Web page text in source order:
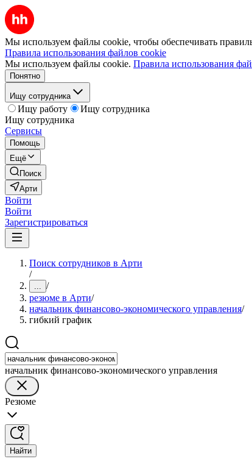
Мы используем файлы cookie, чтобы обеспечивать
Правила использования файлов cookie
Мы используем файлы cookie. Правила использования
Понятно
Ищу сотрудника
Ищу работу
Ищу сотрудника
Ищу сотрудника
Сервисы
Помощь
Ещё
Поиск
Арти
Войти
Войти
Зарегистрироваться
Поиск сотрудников в Арти
/
... /
резюме в Арти/
начальник финансово-экономического управления/
гибкий график
начальник финансово-экономического управления
Резюме
Найти